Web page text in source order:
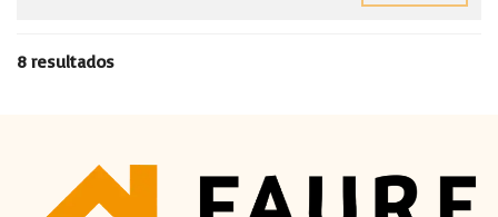
8 resultados